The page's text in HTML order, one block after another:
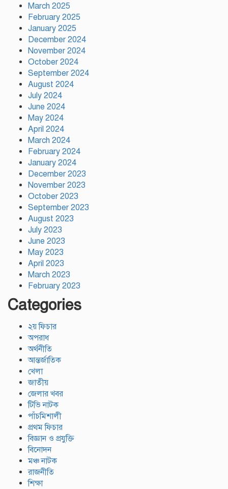
রাষ্ট্রপতি নির্বাচনের তফসিল ঘোষণা
আগামী ২০ আগস্ট নির্বাচন
March 2025
February 2025
January 2025
December 2024
November 2024
October 2024
September 2024
August 2024
July 2024
June 2024
May 2024
April 2024
March 2024
February 2024
January 2024
December 2023
November 2023
October 2023
September 2023
August 2023
July 2023
June 2023
May 2023
April 2023
March 2023
February 2023
Categories
২য় ফিচার
অপরাধ
অর্থনীতি
আন্তর্জাতিক
খেলা
জাতীয়
জেলার খবর
টিভি নাটক
পাঁচমিশালী
প্রথম ফিচার
বিজ্ঞান ও প্রযুক্তি
বিনোদন
মঞ্চ নাটক
রাজনীতি
শিক্ষা